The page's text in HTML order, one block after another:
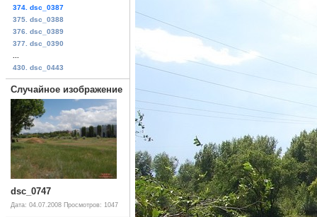
374. dsc_0387
375. dsc_0388
376. dsc_0389
377. dsc_0390
430. dsc_0443
Случайное изображение
dsc_0747
Дата: 04.07.2008 Просмотров: 1047